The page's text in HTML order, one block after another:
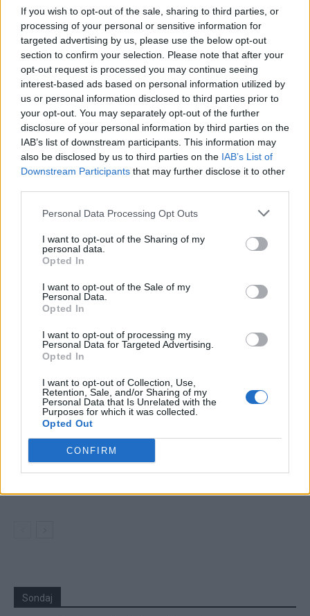
If you wish to opt-out of the sale, sharing to third parties, or
processing of your personal or sensitive information for
targeted advertising by us, please use the below opt-out
section to confirm your selection. Please note that after your
opt-out request is processed you may continue seeing
interest-based ads based on personal information utilized by
us or personal information disclosed to third parties prior to
your opt-out. You may separately opt-out of the further
disclosure of your personal information by third parties on the
IAB’s list of downstream participants. This information may
also be disclosed by us to third parties on the IAB’s List of
Downstream Participants that may further disclose it to other
Personal Data Processing Opt Outs
I want to opt-out of the Sharing of my
personal data.
Opted In
I want to opt-out of the Sale of my
Personal Data.
Opted In
I want to opt-out of processing my
Personal Data for Targeted Advertising.
Opted In
I want to opt-out of Collection, Use,
Retention, Sale, and/or Sharing of my
Personal Data that Is Unrelated with the
Purposes for which it was collected.
Opted Out
CONFIRM
Tovărășica lui Dragnea, Gabriela Firea,
Viorica Dăncilă, Carmen Dan și Olguța...
Redacţia - miercuri, 24 iunie 2020
1 2 3
ad
Susțineți presa liberă! Donați aici pentru
Ziaristii.com!
24 de ore
Lupta politicii românești cu prezentul
Cărbune și picioare-n gard
Coaliția antieuropeană PSD–AUR se bucură:
fluviul Dunărea se trece cu piciorul!
Vă veți blestema zilele, pesedeilor!
Sondaj